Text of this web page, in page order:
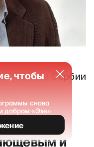
в Сербии
и
чтобы
снова
добром «Эхе»